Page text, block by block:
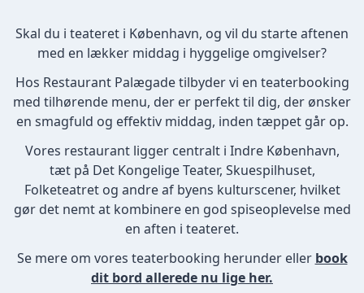
Skal du i teateret i København, og vil du starte aftenen
med en lækker middag i hyggelige omgivelser?
Hos Restaurant Palægade tilbyder vi en teaterbooking
med tilhørende menu, der er perfekt til dig, der ønsker
en smagfuld og effektiv middag, inden tæppet går op.
Vores restaurant ligger centralt i Indre København,
tæt på Det Kongelige Teater, Skuespilhuset,
Folketeatret og andre af byens kulturscener, hvilket
gør det nemt at kombinere en god spiseoplevelse med
en aften i teateret.
Se mere om vores teaterbooking herunder eller book
dit bord allerede nu lige her.